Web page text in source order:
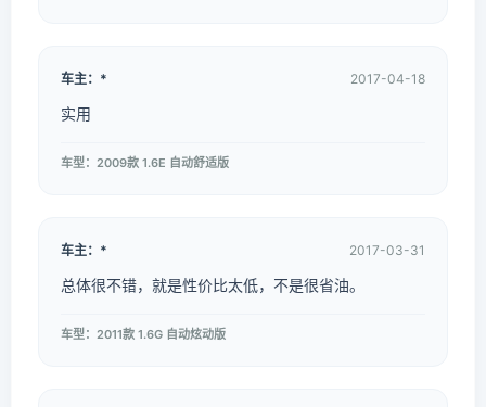
车主：* 2017-04-18
实用
车型：2009款 1.6E 自动舒适版
车主：* 2017-03-31
总体很不错，就是性价比太低，不是很省油。
车型：2011款 1.6G 自动炫动版